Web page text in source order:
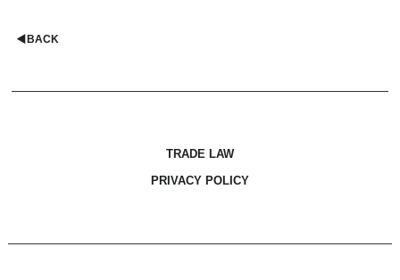
◀︎BACK
TRADE LAW
PRIVACY POLICY